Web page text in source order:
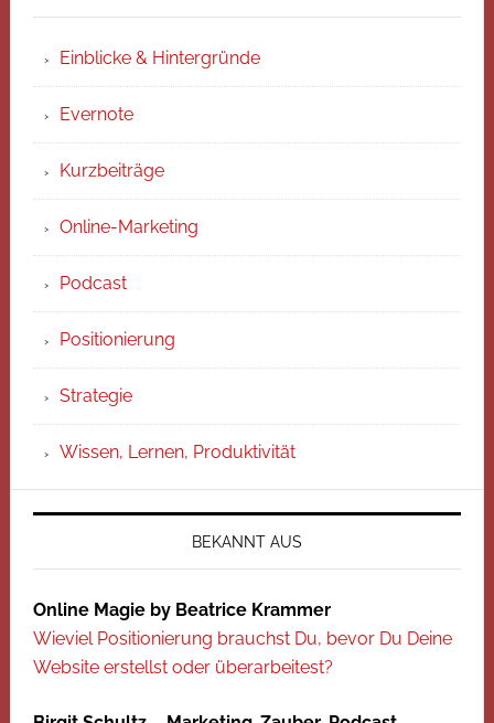
Einblicke & Hintergründe
Evernote
Kurzbeiträge
Online-Marketing
Podcast
Positionierung
Strategie
Wissen, Lernen, Produktivität
BEKANNT AUS
Online Magie by Beatrice Krammer
Wieviel Positionierung brauchst Du, bevor Du Deine
Website erstellst oder überarbeitest?